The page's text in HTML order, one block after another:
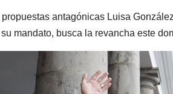
antagónicas Luisa
mandato, busca la revancha este